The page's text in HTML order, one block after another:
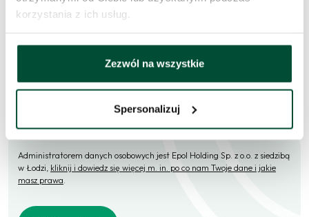
korzystania z ich usług.
Zezwól na wszystkie
Spersonalizuj
E-mail
Administratorem danych osobowych jest Epol Holding Sp. z o.o. z siedzibą
w Łodzi, kliknij i dowiedz się więcej m. in. po co nam Twoje dane i jakie
masz prawa.